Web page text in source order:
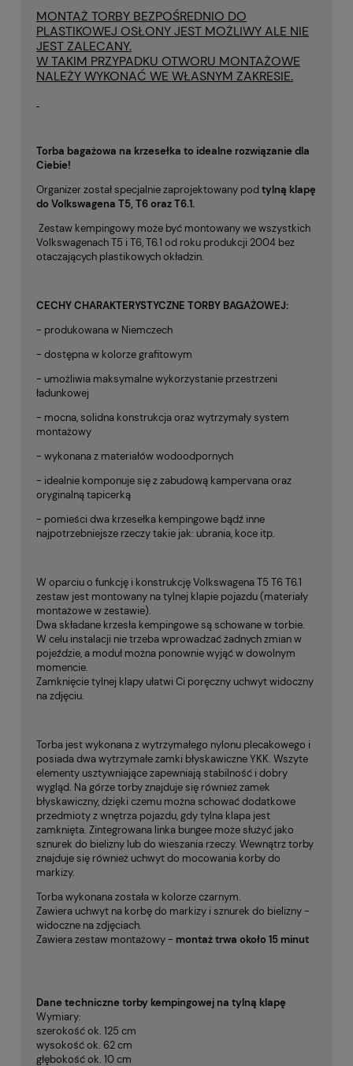
MONTAŻ TORBY BEZPOŚREDNIO DO
PLASTIKOWEJ OSŁONY JEST MOŻLIWY ALE NIE
JEST ZALECANY.
W TAKIM PRZYPADKU OTWORU MONTAŻOWE
NALEŻY WYKONAĆ WE WŁASNYM ZAKRESIE.
Torba bagażowa na krzesełka to idealne rozwiązanie dla
Ciebie!
Organizer został specjalnie zaprojektowany podtylną klapę
do Volkswagena T5, T6 oraz T6.1.
Zestaw kempingowy może być montowany we wszystkich
Volkswagenach T5 i T6, T6.1 od roku produkcji 2004 bez
otaczających plastikowych okładzin.
CECHY CHARAKTERYSTYCZNE TORBY BAGAŻOWEJ:
- produkowana w Niemczech
- dostępna w kolorze grafitowym
- umożliwia maksymalne wykorzystanie przestrzeni
ładunkowej
- mocna, solidna konstrukcja oraz wytrzymały system
montażowy
- wykonana z materiałów wodoodpornych
- idealnie komponuje się z zabudową kampervana oraz
oryginalną tapicerką
- pomieści dwa krzesełka kempingowe bądź inne
najpotrzebniejsze rzeczy takie jak: ubrania, koce itp.
W oparciu o funkcję i konstrukcję Volkswagena T5 T6 T6.1
zestaw jest montowany na tylnej klapie pojazdu (materiały
montażowe w zestawie).
Dwa składane krzesła kempingowe są schowane w torbie.
W celu instalacji nie trzeba wprowadzać żadnych zmian w
pojeździe, a moduł można ponownie wyjąć w dowolnym
momencie.
Zamknięcie tylnej klapy ułatwi Ci poręczny uchwyt widoczny
na zdjęciu.
Torba jest wykonana z wytrzymałego nylonu plecakowego i
posiada dwa wytrzymałe zamki błyskawiczne YKK. Wszyte
elementy usztywniające zapewniają stabilność i dobry
wygląd. Na górze torby znajduje się również zamek
błyskawiczny, dzięki czemu można schować dodatkowe
przedmioty z wnętrza pojazdu, gdy tylna klapa jest
zamknięta. Zintegrowana linka bungee może służyć jako
sznurek do bielizny lub do wieszania rzeczy. Wewnątrz torby
znajduje się również uchwyt do mocowania korby do
markizy.
Torba wykonana została w kolorze czarnym.
Zawiera uchwyt na korbę do markizy i sznurek do bielizny -
widoczne na zdjęciach.
Zawiera zestaw montażowy - montaż trwa około 15 minut
Dane techniczne torby kempingowej na tylną klapę
Wymiary:
szerokość ok. 125 cm
wysokość ok. 62 cm
głębokość ok. 10 cm